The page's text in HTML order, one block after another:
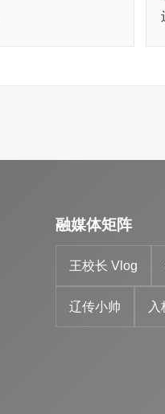
融媒体矩阵
王校长 Vlog
辽传小帅